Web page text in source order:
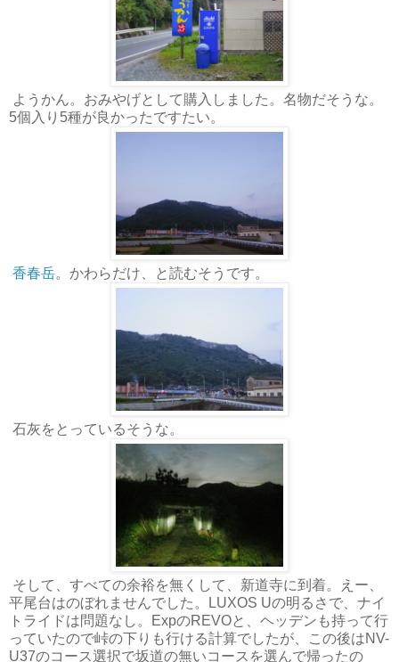
ようかん。おみやげとして購入しました。名物だそうな。
5個入り5種が良かったですたい。
香春岳。かわらだけ、と読むそうです。
石灰をとっているそうな。
そして、すべての余裕を無くして、新道寺に到着。えー、
平尾台はのぼれませんでした。LUXOS Uの明るさで、ナイ
トライドは問題なし。ExpのREVOと、ヘッデンも持って行
っていたので峠の下りも行ける計算でしたが、この後はNV-
U37のコース選択で坂道の無いコースを選んで帰ったの